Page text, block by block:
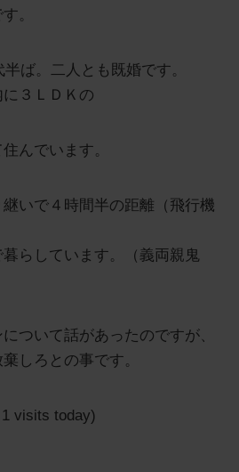
。
ば。二人とも既婚です。
３ＬＤＫの
んでいます。
いで４時間半の距離（飛行機
らしています。（義両親鬼
ついて話があったのですが、
しろとの事です。
visits today)